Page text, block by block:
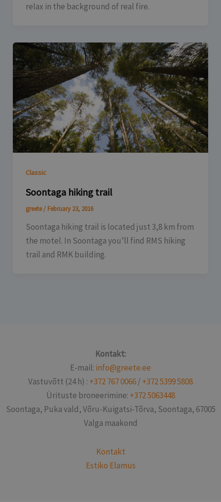
relax in the background of real fire.
Classic
Soontaga hiking trail
greete/ February 23, 2016
Soontaga hiking trail is located just 3,8 km from
the motel. In Soontaga you’ll find RMS hiking
trail and RMK building.
Kontakt:
E-mail: info@greete.ee
Vastuvõtt (24 h) : +372 767 0066/+372 5399 5808
Ürituste broneerimine: +372 5063448
Soontaga, Puka vald, Võru-Kuigatsi-Tõrva, Soontaga, 67005
Valga maakond
Kontakt
Estiko Elamus